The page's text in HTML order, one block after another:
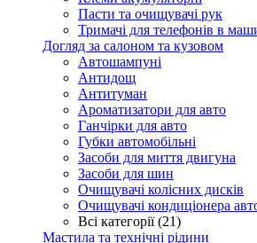
Пасти та очищувачі рук
Тримачі для телефонів в
Догляд за салоном та кузовом
Автошампуні
Антидощ
Антитуман
Ароматизатори для авто
Ганчірки для авто
Губки автомобільні
Засоби для миття двигуна
Засоби для шин
Очищувачі колісних дисків
Очищувачі кондиціонера
Всі категорії (21)
Мастила та технічні рідини